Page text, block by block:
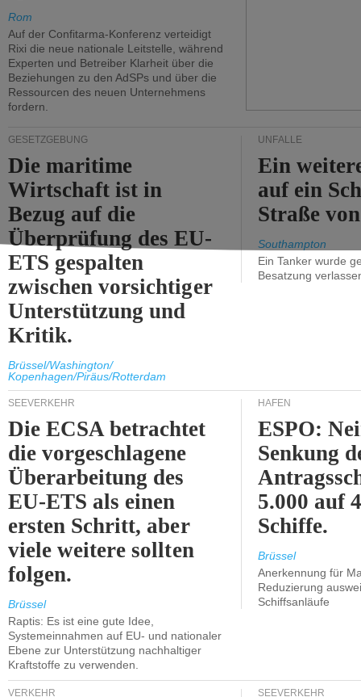
Rom
Auf der Confitarma-Konferenz verteidigt
Rixi die neue nationale Leitstelle, während
Experten und Betreiber Klarheit über die
Beziehungen zu den AdSPs und über die
Ressourcen des neuen Unternehmens
fordern.
GESETZGEBUNG
Die maritime
Wirtschaft ist in
Bezug auf die
Überprüfung des EU-
ETS gespalten
zwischen vorsichtiger
Unterstützung und
Kritik.
Brüssel/Washington/
Kopenhagen/Piräus/Rotterdam
UNFÄLLE
Ein
auf ein
Straße
Southampton
Ein Tanker wurde
Besatzung
SEEVERKEHR
Die ECSA betrachtet
die vorgeschlagene
Überarbeitung des
EU-ETS als einen
ersten Schritt, aber
viele weitere sollten
folgen.
Brüssel
Raptis: Es ist eine gute Idee,
Systemeinnahmen auf EU- und nationaler
Ebene zur Unterstützung nachhaltiger
Kraftstoffe zu verwenden.
HÄFEN
ESPO:
Senkung
5.000 auf
Schiffe.
Brüssel
Anerkennung für
Reduzierung
Schiffsanläufe
VERKEHR SEEVERKEHR